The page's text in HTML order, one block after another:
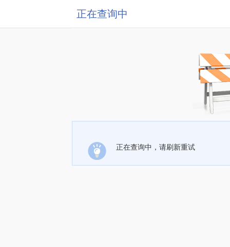
正在查询中
正在查询中，请刷新重试